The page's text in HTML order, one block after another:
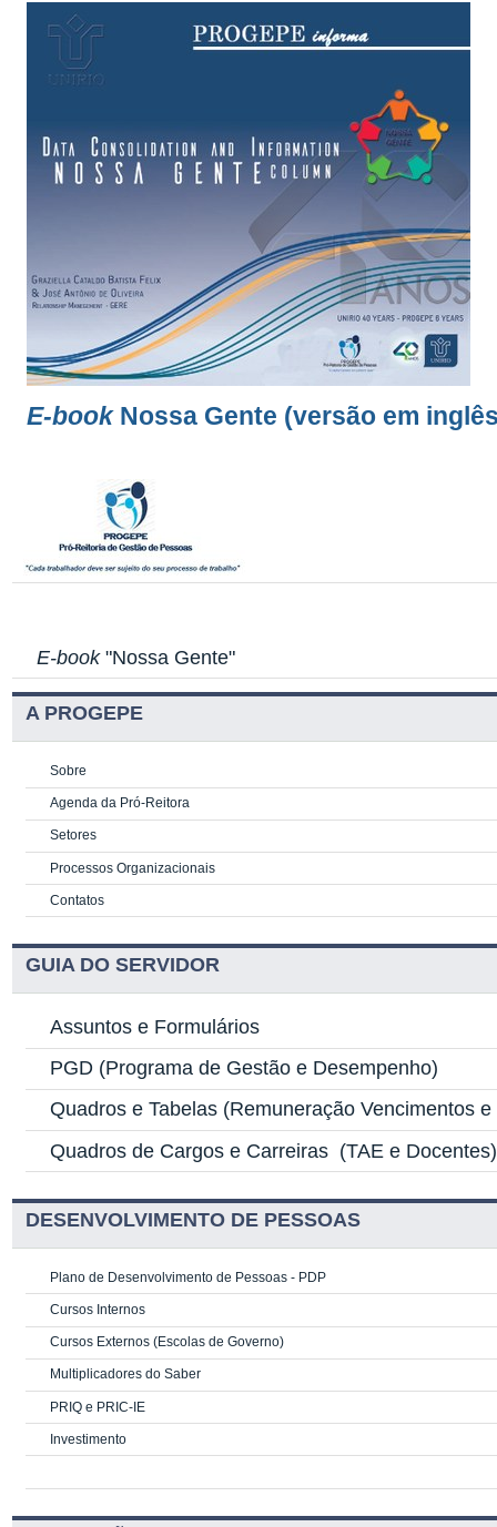
E-bookNossa Gente (versão em
E-book"Nossa Gente"
A PROGEPE
Sobre
Agenda da Pró-Reitora
Setores
Processos Organizacionais
Contatos
GUIA DO SERVIDOR
Assuntos e Formulários
PGD (Programa de Gestão e Desempenho)
Quadros e Tabelas (Remuneração Vencimentos
Quadros de Cargos e Carreiras (TAE e Docentes)
DESENVOLVIMENTO DE PESSOAS
Plano de Desenvolvimento de Pessoas - PDP
Cursos Internos
Cursos Externos (Escolas de Governo)
Multiplicadores do Saber
PRIQ e PRIC-IE
Investimento